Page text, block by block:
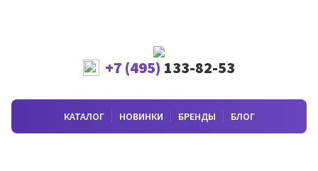
+7 (495) 133-82-53
КАТАЛОГ НОВИНКИ БРЕНДЫ БЛОГ